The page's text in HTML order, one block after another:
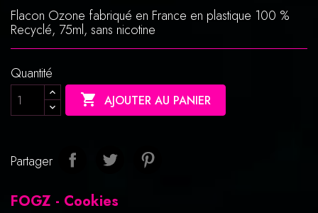
Flacon Ozone fabriqué en France en plastique 100 %
Recyclé, 75ml, sans nicotine
Quantité
 AJOUTER AU PANIER
Partager
FOGZ - Cookies